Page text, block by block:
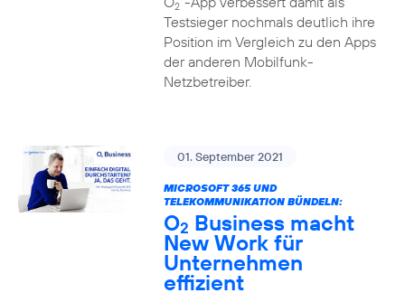
2
Testsieger nochmals deutlich ihre
Position im Vergleich zu den Apps
der anderen Mobilfunk-
Netzbetreiber.
01. September 2021
MICROSOFT 365 UND
TELEKOMMUNIKATION BÜNDELN:
O2 Business macht
New Work für
Unternehmen
effizient